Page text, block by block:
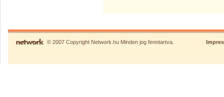
© 2007 Copyright Network.hu Minden jog fenntartva.